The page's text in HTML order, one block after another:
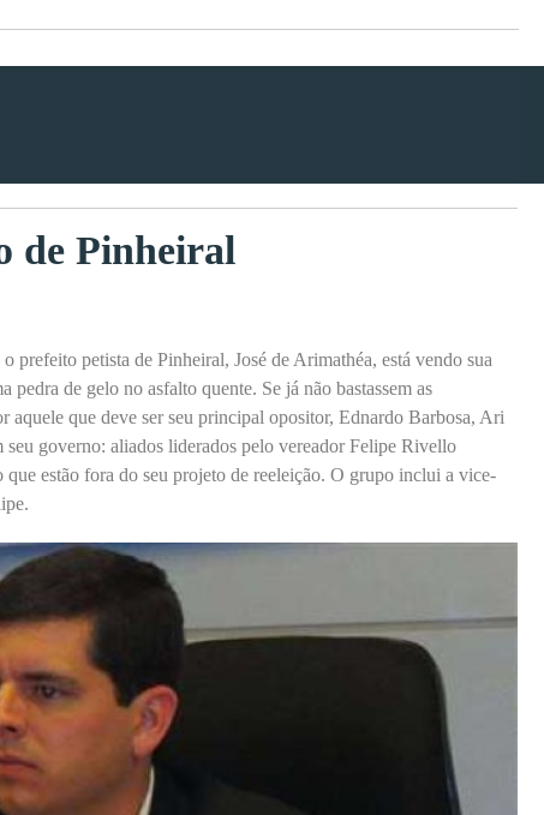
de Pinheiral
prefeito petista de Pinheiral, José de Arimathéa, está vendo sua
pedra de gelo no asfalto quente. Se já não bastassem as
aquele que deve ser seu principal opositor, Ednardo Barbosa, Ari
seu governo: aliados liderados pelo vereador Felipe Rivello
estão fora do seu projeto de reeleição. O grupo inclui a vice-